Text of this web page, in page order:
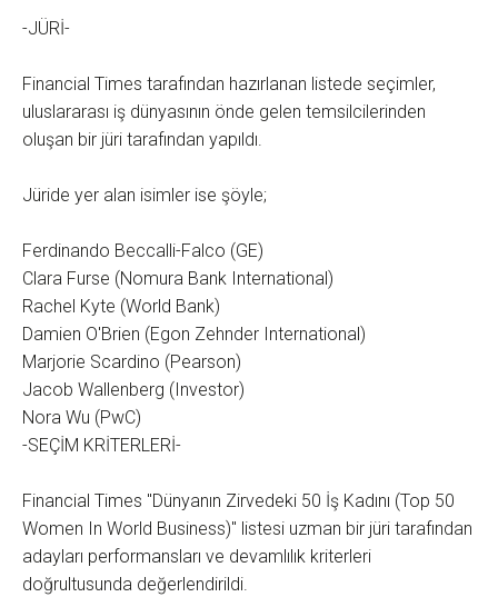
-JÜRİ-
Financial Times tarafından hazırlanan listede seçimler,
uluslararası iş dünyasının önde gelen temsilcilerinden
oluşan bir jüri tarafından yapıldı.
Jüride yer alan isimler ise şöyle;
Ferdinando Beccalli-Falco (GE)
Clara Furse (Nomura Bank International)
Rachel Kyte (World Bank)
Damien O'Brien (Egon Zehnder International)
Marjorie Scardino (Pearson)
Jacob Wallenberg (Investor)
Nora Wu (PwC)
-SEÇİM KRİTERLERİ-
Financial Times "Dünyanın Zirvedeki 50 İş Kadını (Top 50
Women In World Business)" listesi uzman bir jüri tarafından
adayları performansları ve devamlılık kriterleri
doğrultusunda değerlendirildi.